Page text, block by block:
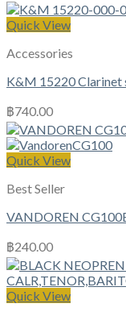
Quick View
Accessories
K&M 15220 Clarinet
฿740.00
Quick View
Best Seller
VANDOREN
฿240.00
Quick View